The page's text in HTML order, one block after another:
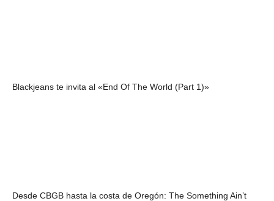
Blackjeans te invita al «End Of The World (Part 1)»
Desde CBGB hasta la costa de Oregón: The Something Ain’t